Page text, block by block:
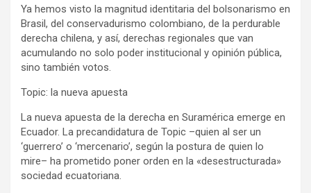
Ya hemos visto la magnitud identitaria del bolsonarismo en
Brasil, del conservadurismo colombiano, de la perdurable
derecha chilena, y así, derechas regionales que van
acumulando no solo poder institucional y opinión pública,
sino también votos.
Topic: la nueva apuesta
La nueva apuesta de la derecha en Suramérica emerge en
Ecuador. La precandidatura de Topic –quien al ser un
‘guerrero’ o ‘mercenario’, según la postura de quien lo
mire– ha prometido poner orden en la «desestructurada»
sociedad ecuatoriana.